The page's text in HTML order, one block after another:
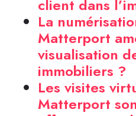
client dans
La
Matterport
visualisation
immobiliers ?
Les visites
Matterport